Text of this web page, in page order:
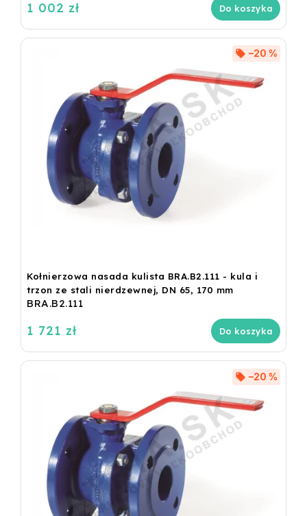
1 002 zł Do koszyka
Kołnierzowa nasada kulista BRA.B2.111 - kula i
trzon ze stali nierdzewnej, DN 65, 170 mm
BRA.B2.111
–20 %
1 721 zł Do koszyka
–20 %